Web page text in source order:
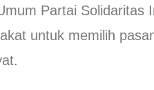
Partai Solidaritas
untuk memilih